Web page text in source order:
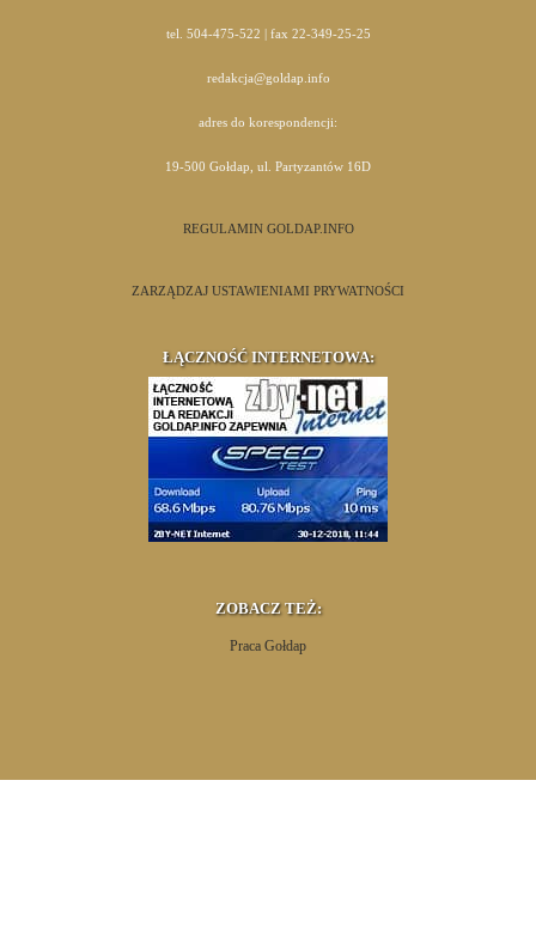
tel. 504-475-522 | fax 22-349-25-25
redakcja@goldap.info
adres do korespondencji:
19-500 Gołdap, ul. Partyzantów 16D
REGULAMIN GOLDAP.INFO
ZARZĄDZAJ USTAWIENIAMI PRYWATNOŚCI
ŁĄCZNOŚĆ INTERNETOWA:
ZOBACZ TEŻ:
Praca Gołdap